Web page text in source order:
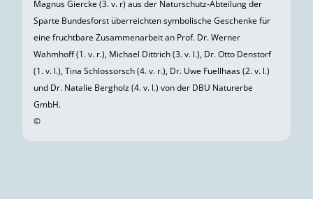
Magnus Giercke (3. v. r) aus der Naturschutz-Abteilung der
Sparte Bundesforst überreichten symbolische Geschenke für
eine fruchtbare Zusammenarbeit an Prof. Dr. Werner
Wahmhoff (1. v. r.), Michael Dittrich (3. v. l.), Dr. Otto Denstorf
(1. v. l.), Tina Schlossorsch (4. v. r.), Dr. Uwe Fuellhaas (2. v. l.)
und Dr. Natalie Bergholz (4. v. l.) von der DBU Naturerbe
GmbH.
©